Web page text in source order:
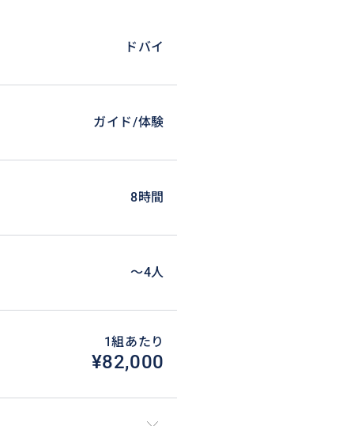
メイドでオリジナルスケジュ
ドバイ
ガイド/体験
8時間
〜4人
1組あたり
¥82,000